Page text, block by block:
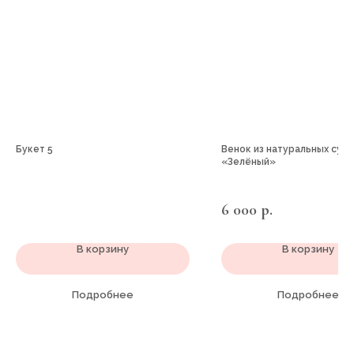
Букет 5
В корзину
Подробнее
Венок из натуральных
«Зелёный»
6 000 р.
В корзину
Подробнее